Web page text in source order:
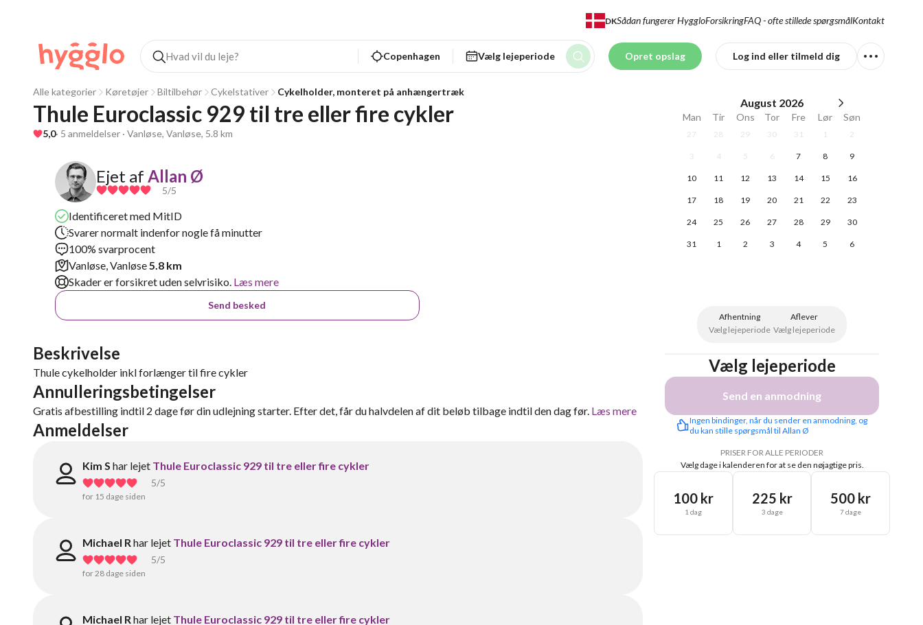
DKSådan fungerer HyggloForsikringFAQ - ofte stillede spørgsmålKontakt
Copenhagen Vælg lejeperiode Opret opslag Log ind eller tilmeld dig
Alle kategorier Køretøjer Biltilbehør Cykelstativer Cykelholder, monteret på anhængertræk
Thule Euroclassic 929 til tre eller fire cykler
5,0· 5 anmeldelser · Vanløse, Vanløse, 5.8 km
Ejet af Allan Ø
5/5
Identificeret med MitID
Svarer normalt indenfor nogle få minutter
100% svarprocent
Vanløse, Vanløse5.8 km
Skader er forsikret uden selvrisiko. Læs mere
Send besked
Beskrivelse
Thule cykelholder inkl forlænger til fire cykler
Annulleringsbetingelser
Gratis afbestilling indtil 2 dage før din udlejning starter. Efter det, får du halvdelen af dit beløb tilbage indtil den dag før. Læs mere
Anmeldelser
Kim S har lejet Thule Euroclassic 929 til tre eller fire cykler
5/5
for 15 dage siden
Michael Rhar lejet Thule Euroclassic 929 til tre eller fire cykler
5/5
for 28 dage siden
Michael Rhar lejet Thule Euroclassic 929 til tre eller fire cykler
August 2026
Man Tir Ons Tor Fre Lør Søn
27 28 29 30 31 1 2
3 4 5 6 7 8 9
10 11 12 13 14 15 16
17 18 19 20 21 22 23
24 25 26 27 28 29 30
31 1 2 3 4 5 6
Afhentning
Vælg lejeperiode
Aflever
Vælg lejeperiode
Vælg lejeperiode
Send en anmodning
Ingen bindinger, når du sender en anmodning, og
du kan stille spørgsmål til Allan Ø
PRISER FOR ALLE PERIODER
Vælg dage i kalenderen for at se den nøjagtige pris.
100 kr
1 dag
225 kr
3 dage
500 kr
7 dage